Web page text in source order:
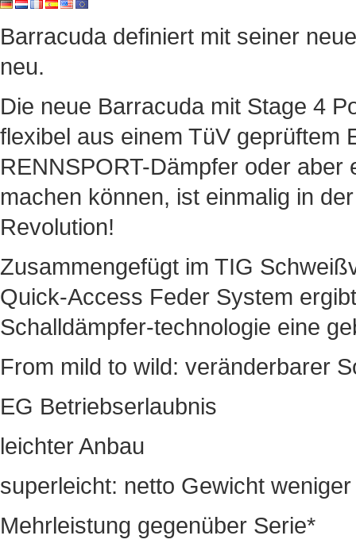
Barracuda definiert mit seiner
neu.
Die neue Barracuda mit Stage 4
flexibel aus einem TüV geprüftem
RENNSPORT-Dämpfer oder
machen können, ist einmalig in
Revolution!
Zusammengefügt im TIG
Quick-Access Feder System
Schalldämpfer-technologie eine
From mild to wild: veränderbarer
EG Betriebserlaubnis
leichter Anbau
superleicht: netto Gewicht
Mehrleistung gegenüber Serie*